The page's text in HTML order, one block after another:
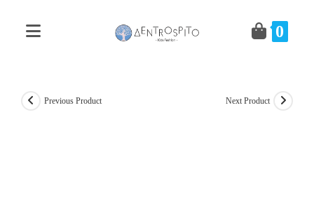
0
Previous Product Next Product